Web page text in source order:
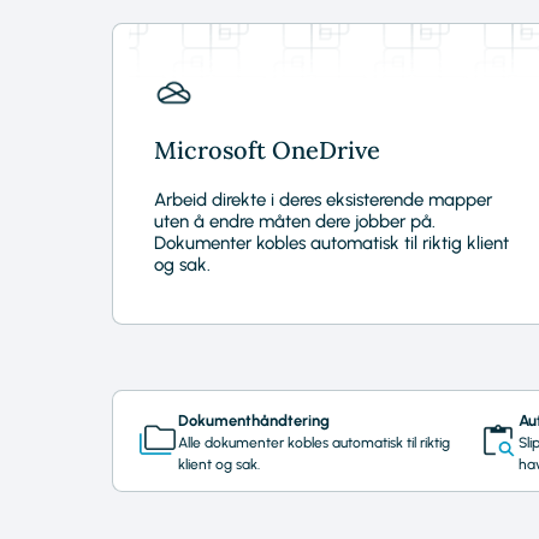
Microsoft OneDrive
Arbeid direkte i deres eksisterende mapper
uten å endre måten dere jobber på.
Dokumenter kobles automatisk til riktig klient
og sak.
Dokumenthåndtering
Alle dokumenter kobles automatisk til riktig
klient og sak.